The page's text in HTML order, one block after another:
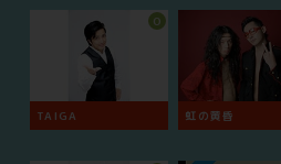
TAIGA
O
虹の黄昏